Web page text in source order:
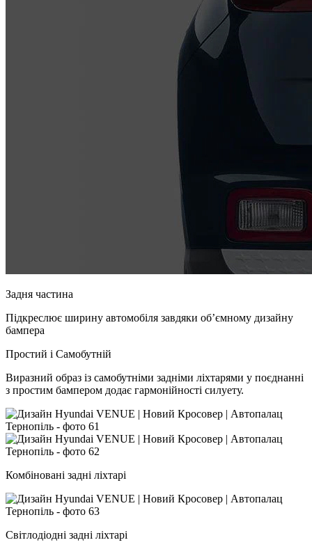
Задня частина
Підкреслює ширину автомобіля завдяки об’ємному дизайну
бампера
Простий і Самобутній
Виразний образ із самобутніми задніми ліхтарями у поєднанні
з простим бампером додає гармонійності силуету.
Комбіновані задні ліхтарі
Світлодіодні задні ліхтарі